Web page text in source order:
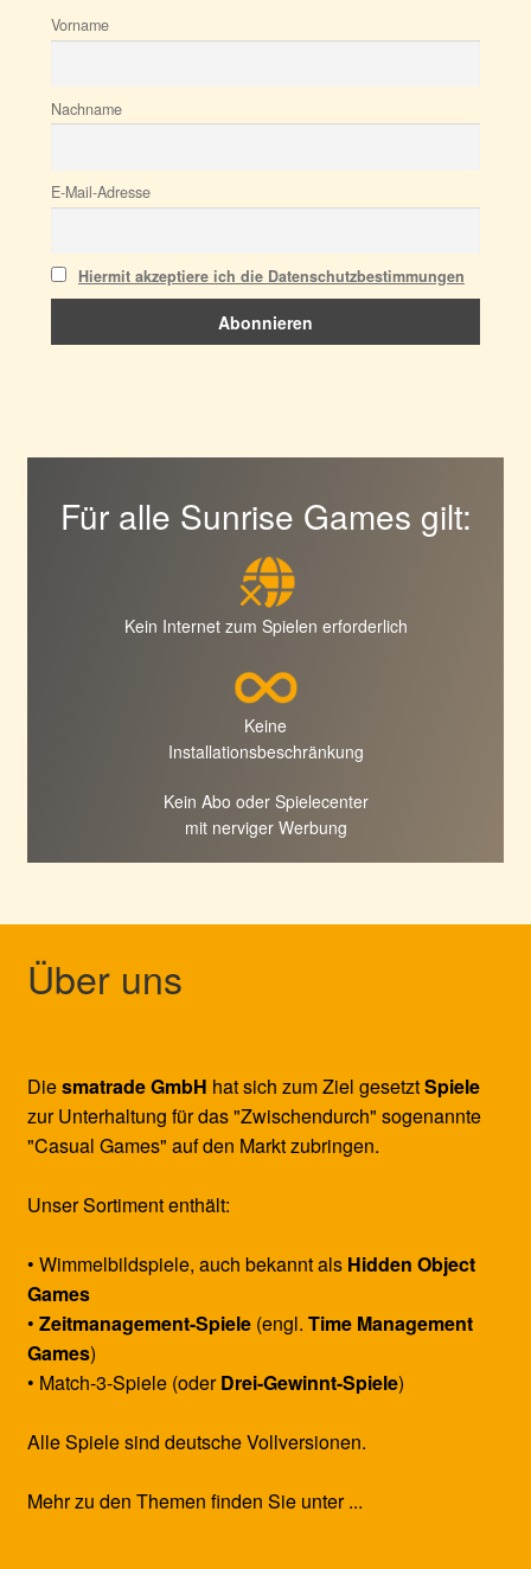
Vorname
Nachname
E-Mail-Adresse
Hiermit akzeptiere ich die Datenschutzbestimmungen
Für alle Sunrise Games gilt:
Kein Internet zum Spielen erforderlich
Keine
Installationsbeschränkung
Kein Abo oder Spielecenter
mit nerviger Werbung
Über uns
Diesmatrade GmbH hat sich zum Ziel gesetztSpiele
zur Unterhaltung für das "Zwischendurch" sogenannte
"Casual Games" auf den Markt zubringen.
Unser Sortiment enthält:
• Wimmelbildspiele, auch bekannt als Hidden Object
Games
• Zeitmanagement-Spiele(engl. Time Management
Games)
• Match-3-Spiele (oderDrei-Gewinnt-Spiele)
Alle Spiele sind deutsche Vollversionen.
Mehr zu den Themen finden Sie unter ...